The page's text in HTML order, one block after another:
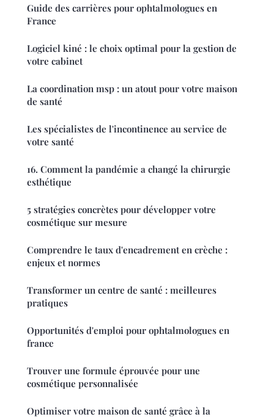
Guide des carrières pour ophtalmologues en
France
Logiciel kiné : le choix optimal pour la gestion de
votre cabinet
La coordination msp : un atout pour votre maison
de santé
Les spécialistes de l'incontinence au service de
votre santé
16. Comment la pandémie a changé la chirurgie
esthétique
5 stratégies concrètes pour développer votre
cosmétique sur mesure
Comprendre le taux d'encadrement en crèche :
enjeux et normes
Transformer un centre de santé : meilleures
pratiques
Opportunités d'emploi pour ophtalmologues en
france
Trouver une formule éprouvée pour une
cosmétique personnalisée
Optimiser votre maison de santé grâce à la